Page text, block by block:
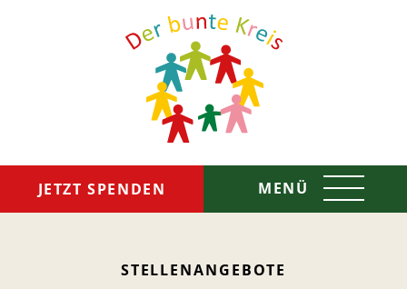
JETZT SPENDEN MENÜ
Das sind wirSTELLENANGEBOTE